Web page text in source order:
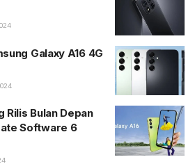
Galaxy A16 4G
Rilis Bulan Depan
Software 6